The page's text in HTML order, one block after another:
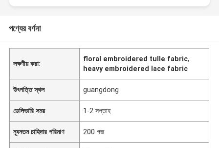
পণ্যের বর্ণনা
লক্ষণীয় করা:
floral embroidered tulle fabric,
heavy embroidered lace fabric
উৎপত্তি স্থল guangdong
ডেলিভারি সময় 1-2 সপ্তাহ
ন্যূনতম চাহিদার পরিমাণ 200 গজ